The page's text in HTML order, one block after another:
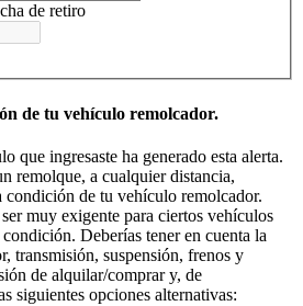
de retiro
de tu vehículo remolcador.
que ingresaste ha generado esta alerta.
remolque, a cualquier distancia,
condición de tu vehículo remolcador.
muy exigente para ciertos vehículos
Deberías tener en cuenta la
transmisión, suspensión, frenos y
de alquilar/comprar y, de
siguientes opciones alternativas: